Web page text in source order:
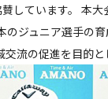
しています。 本
ジュニア選手の育
流の促進を目的と